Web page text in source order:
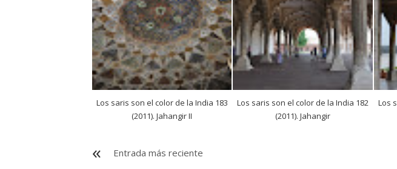
Los saris son el color de la India 183
(2011). Jahangir II
Los saris son el color de la India 182
(2011). Jahangir
Los
Entrada más reciente